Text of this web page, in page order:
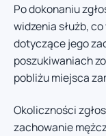
Po dokonaniu
widzenia służb,
dotyczące jego
poszukiwaniach
pobliżu miejsca
Okoliczności
zachowanie